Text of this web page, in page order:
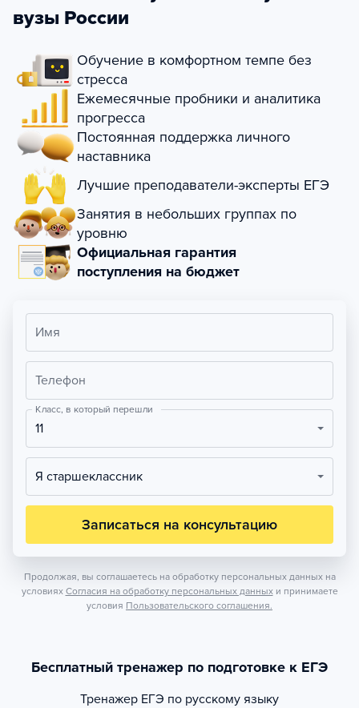
вузы России
Обучение в комфортном темпе без
стресса
Ежемесячные пробники и аналитика
прогресса
Постоянная поддержка личного
наставника
Лучшие преподаватели-эксперты ЕГЭ
Занятия в небольших группах по
уровню
Официальная гарантия
поступления на бюджет
Имя
Телефон
Класс, в который перешли
11
Я старшеклассник
Записаться на консультацию
Продолжая, вы соглашаетесь на обработку персональных данных на
условиях Согласия на обработку персональных данных и принимаете
условия Пользовательского соглашения.
Бесплатный тренажер по подготовке к ЕГЭ
Тренажер ЕГЭ по русскому языку